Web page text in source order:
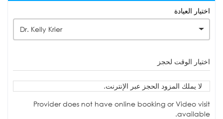
اختيار العيادة
Dr. Kelly Krier
اختيار الوقت لحجز
لا يملك المزود الحجز عبر الإنترنت.
Provider does not have online booking or Video visit
available.